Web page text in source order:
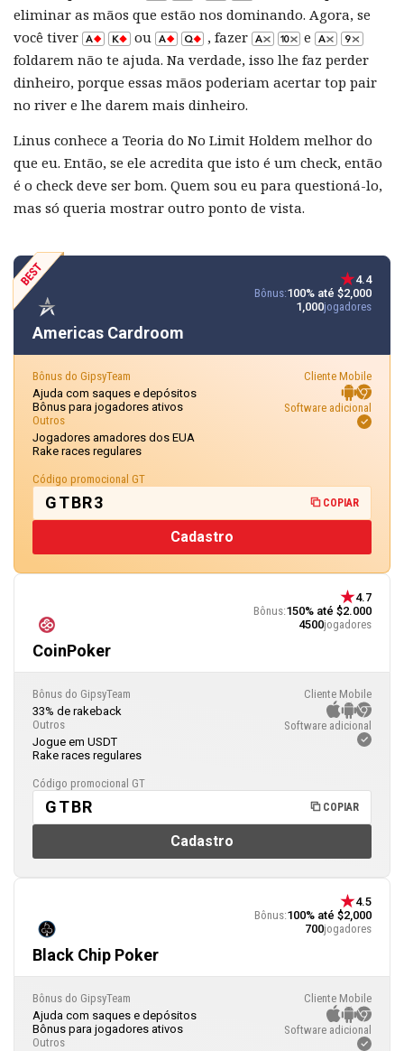
eliminar as mãos que estão nos dominando. Agora, se
você tiver
ou , fazer
e
foldarem não te ajuda. Na verdade, isso lhe faz perder
dinheiro, porque essas mãos poderiam acertar top pair
no river e lhe darem mais dinheiro.
Linus conhece a Teoria do No Limit Holdem melhor do
que eu. Então, se ele acredita que isto é um check, então
é o check deve ser bom. Quem sou eu para questioná-lo,
mas só queria mostrar outro ponto de vista.
CoinPoker
4.7
Bônus:150% até $2.000
4500jogadores
Bônus do GipsyTeam
33% de rakeback
Outros
Jogue em USDT
Rake races regulares
Cliente Mobile
Software adicional
Código promocional GT
GTBR COPIAR
Cadastro
Americas Cardroom
4.4
Bônus:100% até $2,000
1,000jogadores
Bônus do GipsyTeam
Ajuda com saques e depósitos
Bônus para jogadores ativos
Outros
Jogadores amadores dos EUA
Rake races regulares
Cliente Mobile
Software adicional
Código promocional GT
GTBR3 COPIAR
Cadastro
Black Chip Poker
4.5
Bônus:100% até $2,000
700jogadores
Bônus do GipsyTeam
Ajuda com saques e depósitos
Bônus para jogadores ativos
Outros
Cliente Mobile
Software adicional